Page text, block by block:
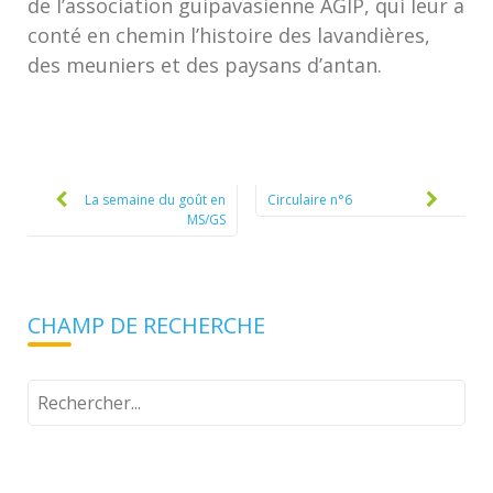
conté en chemin l’histoire des lavandières,
des meuniers et des paysans d’antan.
navigationLa semaine du goût en
MS/GS
Circulaire n°6
CHAMP DE RECHERCHE
Tapez
votre